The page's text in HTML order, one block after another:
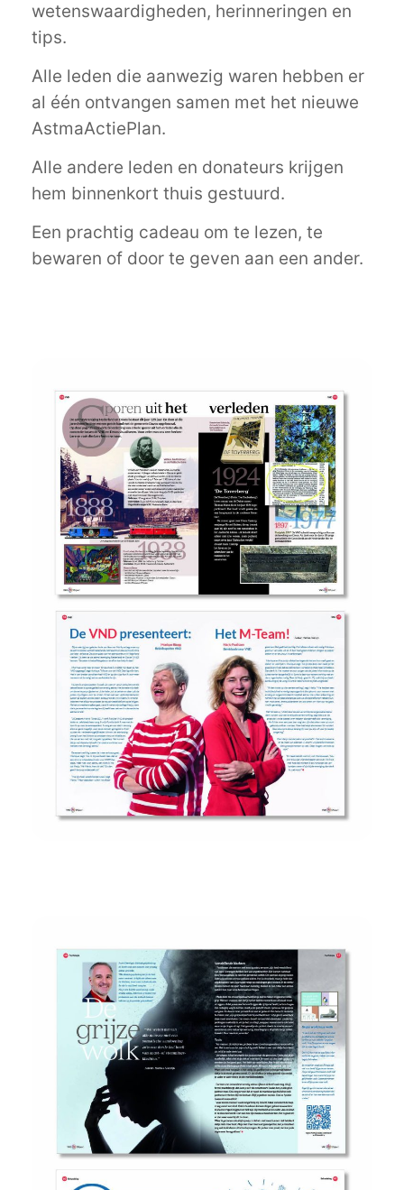
wetenswaardigheden, herinneringen en
tips.
Alle leden die aanwezig waren hebben er
al één ontvangen samen met het nieuwe
AstmaActiePlan.
Alle andere leden en donateurs krijgen
hem binnenkort thuis gestuurd.
Een prachtig cadeau om te lezen, te
bewaren of door te geven aan een ander.